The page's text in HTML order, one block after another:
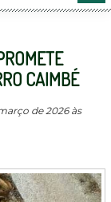
CAIMBÉ
de 2026 às